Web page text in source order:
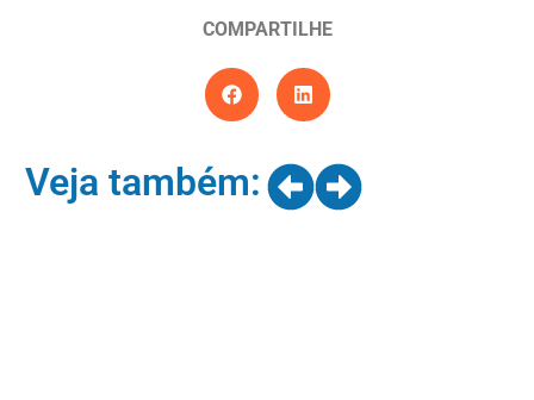
COMPARTILHE
Veja também: